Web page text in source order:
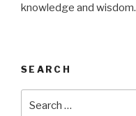
knowledge and wisdom.
SEARCH